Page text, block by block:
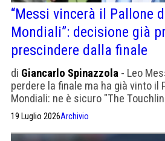
“Messi vincerà il Pallone
Mondiali”: decisione già
prescindere dalla finale
di Giancarlo Spinazzola - Leo
perdere la finale ma ha già vinto il
Mondiali: ne è sicuro "The
19 Luglio 2026Archivio